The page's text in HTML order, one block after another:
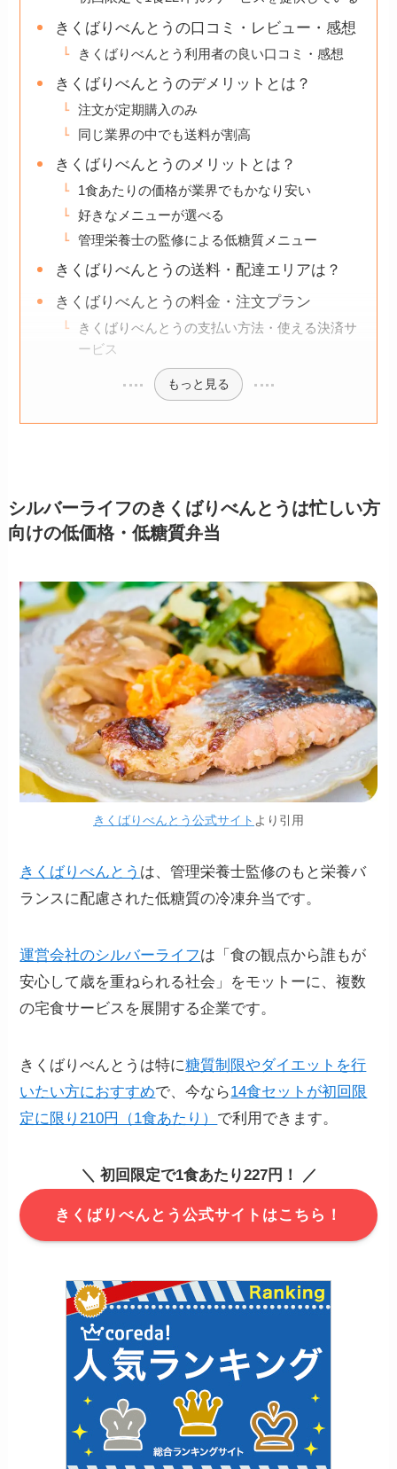
きくばりべんとうの口コミ・レビュー・感想
きくばりべんとう利用者の良い口コミ・感想
きくばりべんとうのデメリットとは？
注文が定期購入のみ
同じ業界の中でも送料が割高
きくばりべんとうのメリットとは？
1食あたりの価格が業界でもかなり安い
好きなメニューが選べる
管理栄養士の監修による低糖質メニュー
きくばりべんとうの送料・配達エリアは？
きくばりべんとうの料金・注文プラン
きくばりべんとうの支払い方法・使える決済サ
ービス
もっと見る
シルバーライフのきくばりべんとうは忙しい方
向けの低価格・低糖質弁当
きくばりべんとう公式サイト より引用
きくばりべんとう は、管理栄養士監修のもと栄養バ
ランスに配慮された低糖質の冷凍弁当です。
運営会社のシルバーライフは「食の観点から誰もが
安心して歳を重ねられる社会」をモットーに、複数
の宅食サービスを展開する企業です。
きくばりべんとうは特に糖質制限やダイエットを行
いたい方におすすめで、今なら14食セットが初回限
定に限り210円（1食あたり） で利用できます。
＼ 初回限定で1食あたり227円！ ／
きくばりべんとう公式サイトはこちら！